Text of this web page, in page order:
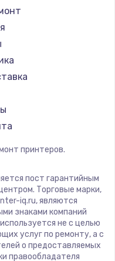
принтеров.
пост гарантийным
Торговые марки,
iq.ru, являются
знаками компаний
не с целью
услуг по ремонту, а с
о предоставляемых
правообладателя